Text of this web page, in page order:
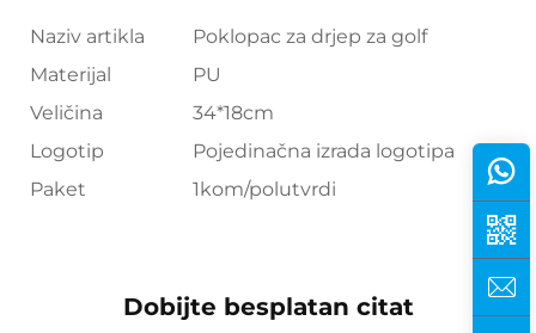
Naziv artikla
Poklopac za drjep za golf
Materijal
PU
Veličina
34*18cm
Logotip
Pojedinačna izrada logotipa
Paket
1kom/polutvrdi
Dobijte besplatan citat